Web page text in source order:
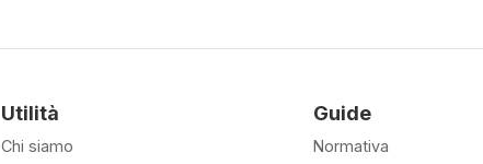
Utilità
Chi siamo
Guide
Normativa